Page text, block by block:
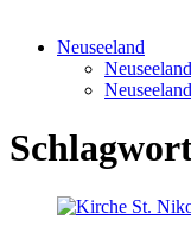
Neuseeland